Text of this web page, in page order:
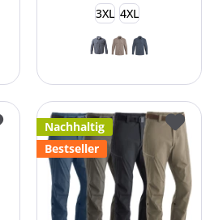
3XL 4XL
Nachhaltig
Bestseller